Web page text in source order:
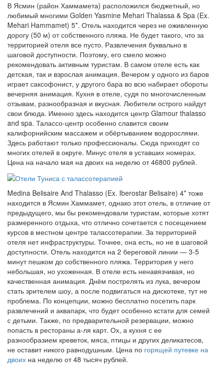
В Ясмин (район Хаммамета) расположился бюджетный, но
любимый многими Golden Yasmine Mehari Thalassa & Spa (Ex.
Mehari Hammamet) 5*. Отель находится через не оживленную
дорогу (50 м) от собственного пляжа. Не будет такого, что за
территорией отеля все пусто. Развлечения буквально в
шаговой доступности. Поэтому, его смело можно
рекомендовать активным туристам. В самом отеле есть как
детская, так и взрослая анимация. Вечером у одного из баров
играет саксофонист, у другого бара во всю набирает обороты
вечерняя анимация. Кухня в отеле, судя по многочисленным
отзывам, разнообразная и вкусная. Любители острого найдут
свои блюда. Именно здесь находится центр Glamour thalasso
and spa. Талассо-центр особенно славится своим
калифорнийским массажем и обёртыванием водорослями.
Здесь работают только профессионалы. Сюда приходят со
многих отелей в округе. Минус отеля в уставших номерах.
Цена на начало мая на двоих на неделю от 46800 рублей.
Medina Belisaire And Thalasso (Ex. Iberostar Belisaire) 4* тоже
находится в Ясмин Хаммамет, однако этот отель, в отличие от
предыдущего, мы бы рекомендовали туристам, которые хотят
размеренного отдыха, что отлично сочетается с посещением
курсов в местном центре талассотерапии. За территорией
отеля нет инфраструктуры. Точнее, она есть, но не в шаговой
доступности. Отель находится на 2 береговой линии — 3-5
минут пешком до собственного пляжа. Территория у него
небольшая, но ухоженная. В отеле есть ненавязчивая, но
качественная анимация. Днём пострелять из лука, вечером
стать зрителем шоу, а после подвигаться на дискотеке, тут не
проблема. По концепции, можно бесплатно посетить парк
развлечений и аквапарк, что будет особенно кстати для семей
с детьми. Также, по предварительной резервации, можно
попасть в рестораны а-ля карт. Ох, а кухня с ее
разнообразием креветок, мяса, птицы и других деликатесов,
не оставит никого равнодушным. Цена по горящей путевке на
двоих на неделю от 48 тысяч рублей.